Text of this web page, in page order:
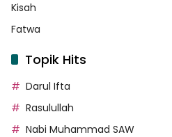
Kisah
Fatwa
Topik Hits
Darul Ifta
Rasulullah
Nabi Muhammad SAW